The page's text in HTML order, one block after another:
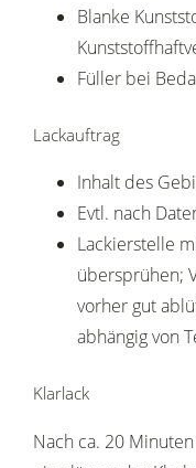
Blanke
Füller bei
Lackauftrag
Inhalt des
Evtl. nach
Lackierstelle
übersprühen;
vorher gut
abhängig von
Klarlack
Nach ca. 20